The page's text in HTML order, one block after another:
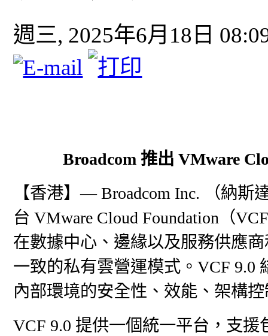
週三, 2025年6月18日
Broadcom 推出 VMware
【香港】— Broadcom Inc. （納
台 VMware Cloud Foundation（
在數據中心、邊緣以及服務供應
一致的私有雲營運模式。VCF 9.0
內部環境的安全性、效能、架構
VCF 9.0 提供一個統一平台，支